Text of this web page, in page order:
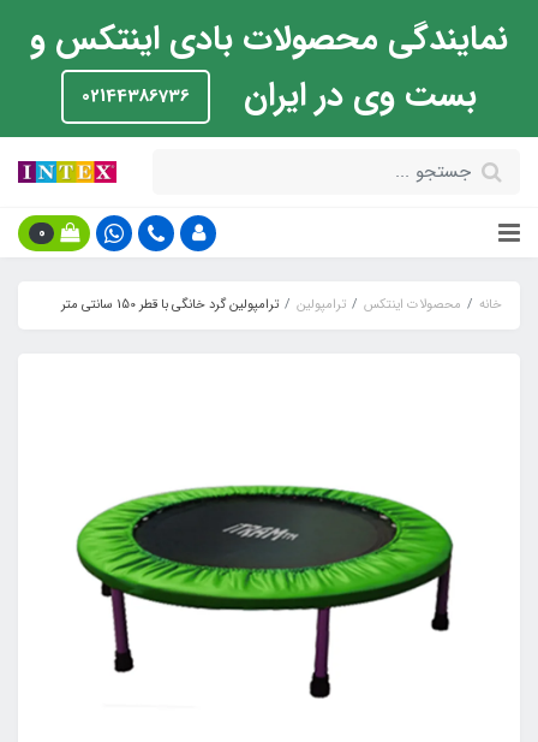
نمایندگی محصولات بادی اینتکس و
بست وی در ایران
02144386736
0
خانه محصولات اینتکس ترامپولین ترامپولین گرد خانگی با قطر 150 سانتی متر